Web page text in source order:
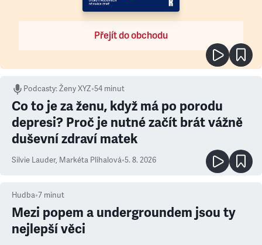
Přejít do obchodu
Podcasty:Ženy XYZ•54 minut
Co to je za ženu, když má po porodu
depresi? Proč je nutné začít brát vážně
duševní zdraví matek
Silvie Lauder, Markéta Plíhalová•5. 8. 2026
Hudba•7 minut
Mezi popem a undergroundem jsou ty
nejlepší věci